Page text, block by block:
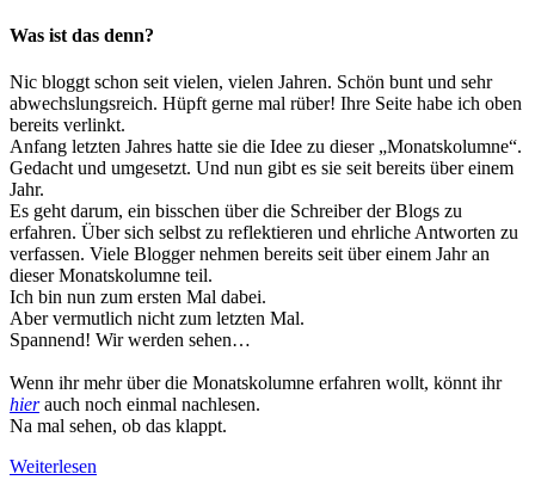
Was ist das denn?
Nic bloggt schon seit vielen, vielen Jahren. Schön bunt und sehr
abwechslungsreich. Hüpft gerne mal rüber! Ihre Seite habe ich oben
bereits verlinkt.
Anfang letzten Jahres hatte sie die Idee zu dieser „Monatskolumne“.
Gedacht und umgesetzt. Und nun gibt es sie seit bereits über einem
Jahr.
Es geht darum, ein bisschen über die Schreiber der Blogs zu
erfahren. Über sich selbst zu reflektieren und ehrliche Antworten zu
verfassen. Viele Blogger nehmen bereits seit über einem Jahr an
dieser Monatskolumne teil.
Ich bin nun zum ersten Mal dabei.
Aber vermutlich nicht zum letzten Mal.
Spannend! Wir werden sehen…
Wenn ihr mehr über die Monatskolumne erfahren wollt, könnt ihr
hierauch noch einmal nachlesen.
Na mal sehen, ob das klappt.
Weiterlesen